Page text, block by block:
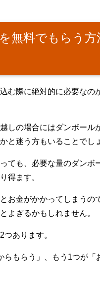
無料でもらう方
む際に絶対的に必要なの
しの場合にはダンボール
と迷う方もいることでし
ても、必要な量のダンボ
得ます。
お金がかかってしまうの
よぎるかもしれません。
あります。
らもらう」、もう1つが「